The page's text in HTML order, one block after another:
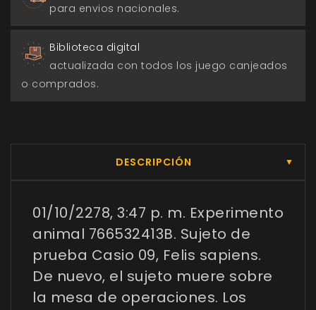
para envios nacionales.
Biblioteca digital
actualizada con todos los juego canjeados
o comprados.
DESCRIPCIÓN ▼
01/10/2278, 3:47 p. m. Experimento
animal 766532413B. Sujeto de
prueba Casio 09, Felis sapiens.
De nuevo, el sujeto muere sobre
la mesa de operaciones. Los